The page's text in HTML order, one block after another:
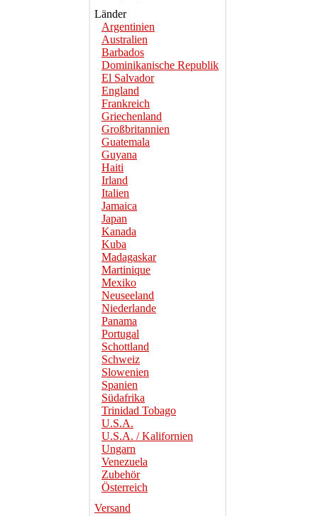
Länder
Argentinien
Australien
Barbados
Dominikanische Republik
El Salvador
England
Frankreich
Griechenland
Großbritannien
Guatemala
Guyana
Haiti
Irland
Italien
Jamaica
Japan
Kanada
Kuba
Madagaskar
Martinique
Mexiko
Neuseeland
Niederlande
Panama
Portugal
Schottland
Schweiz
Slowenien
Spanien
Südafrika
Trinidad Tobago
U.S.A.
U.S.A. / Kalifornien
Ungarn
Venezuela
Zubehör
Österreich
Versand